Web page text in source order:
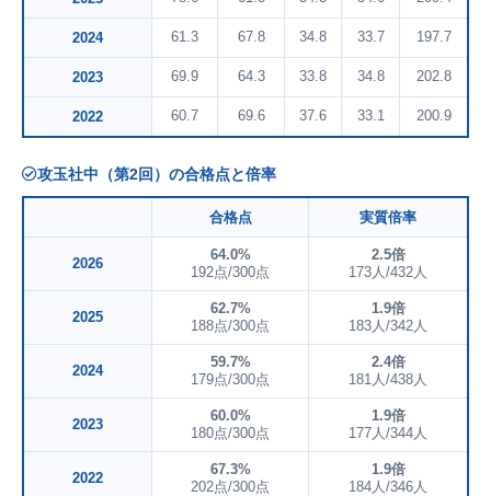
2024 61.3 67.8 34.8 33.7 197.7
2023 69.9 64.3 33.8 34.8 202.8
2022 60.7 69.6 37.6 33.1 200.9
攻玉社中（第2回）の合格点と倍率
合格点 実質倍率
2026
64.0%
192点/300点
2.5倍
173人/432人
2025
62.7%
188点/300点
1.9倍
183人/342人
2024
59.7%
179点/300点
2.4倍
181人/438人
2023
60.0%
180点/300点
1.9倍
177人/344人
2022
67.3%
202点/300点
1.9倍
184人/346人